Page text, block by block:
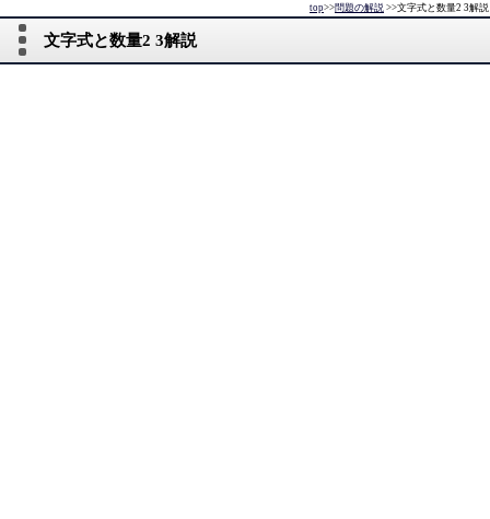
文字式と数量2 3解説
top>>問題の解説 >>文字式と数量2 3解説